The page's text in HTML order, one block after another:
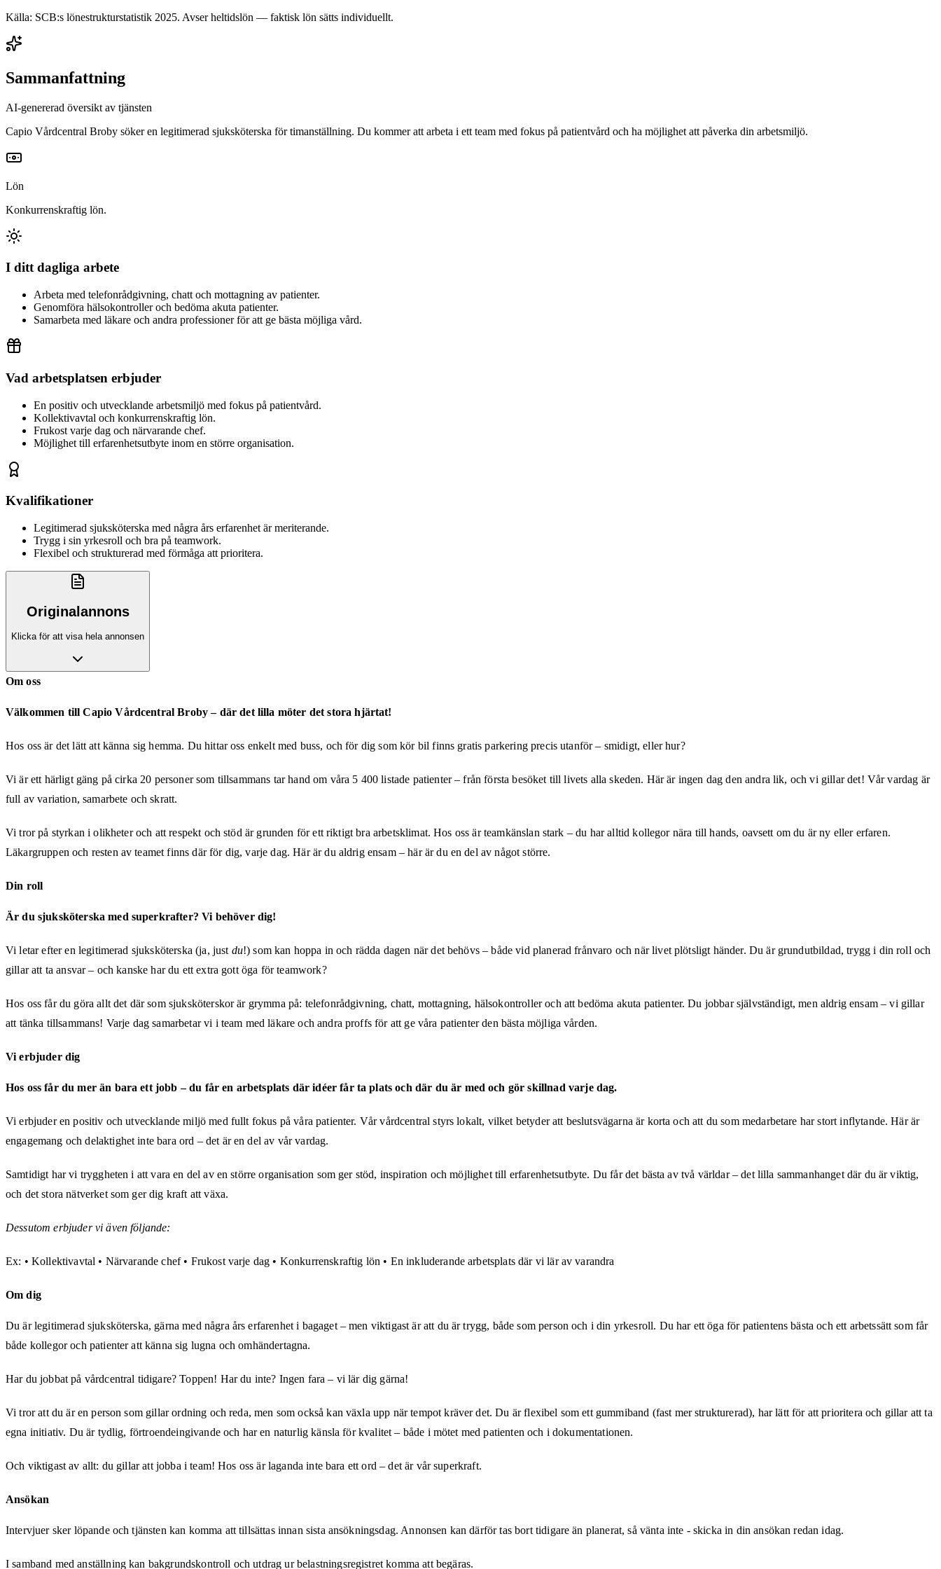
Källa: SCB:s lönestrukturstatistik 2025. Avser heltidslön — faktisk lön sätts individuellt.
Sammanfattning
AI-genererad översikt av tjänsten
Capio Vårdcentral Broby söker en legitimerad sjuksköterska för timanställning. Du kommer att arbeta i ett team med fokus på patientvård och ha möjlighet att påverka din arbetsmiljö.
Lön
Konkurrenskraftig lön.
I ditt dagliga arbete
Arbeta med telefonrådgivning, chatt och mottagning av patienter.
Genomföra hälsokontroller och bedöma akuta patienter.
Samarbeta med läkare och andra professioner för att ge bästa möjliga vård.
Vad arbetsplatsen erbjuder
En positiv och utvecklande arbetsmiljö med fokus på patientvård.
Kollektivavtal och konkurrenskraftig lön.
Frukost varje dag och närvarande chef.
Möjlighet till erfarenhetsutbyte inom en större organisation.
Kvalifikationer
Legitimerad sjuksköterska med några års erfarenhet är meriterande.
Trygg i sin yrkesroll och bra på teamwork.
Flexibel och strukturerad med förmåga att prioritera.
Originalannons
Klicka för att visa hela annonsen
Om oss
Välkommen till Capio Vårdcentral Broby – där det lilla möter det stora hjärtat!
Hos oss är det lätt att känna sig hemma. Du hittar oss enkelt med buss, och för dig som kör bil finns gratis parkering precis utanför – smidigt, eller hur?
Vi är ett härligt gäng på cirka 20 personer som tillsammans tar hand om våra 5 400 listade patienter – från första besöket till livets alla skeden. Här är ingen dag den andra lik, och vi gillar det! Vår vardag är
full av variation, samarbete och skratt.
Vi tror på styrkan i olikheter och att respekt och stöd är grunden för ett riktigt bra arbetsklimat. Hos oss är teamkänslan stark – du har alltid kollegor nära till hands, oavsett om du är ny eller erfaren.
Läkargruppen och resten av teamet finns där för dig, varje dag. Här är du aldrig ensam – här är du en del av något större.
Din roll
Är du sjuksköterska med superkrafter? Vi behöver dig!
Vi letar efter en legitimerad sjuksköterska (ja, just du!) som kan hoppa in och rädda dagen när det behövs – både vid planerad frånvaro och när livet plötsligt händer. Du är grundutbildad, trygg i din roll och
gillar att ta ansvar – och kanske har du ett extra gott öga för teamwork?
Hos oss får du göra allt det där som sjuksköterskor är grymma på: telefonrådgivning, chatt, mottagning, hälsokontroller och att bedöma akuta patienter. Du jobbar självständigt, men aldrig ensam – vi gillar
att tänka tillsammans! Varje dag samarbetar vi i team med läkare och andra proffs för att ge våra patienter den bästa möjliga vården.
Vi erbjuder dig
Hos oss får du mer än bara ett jobb – du får en arbetsplats där idéer får ta plats och där du är med och gör skillnad varje dag.
Vi erbjuder en positiv och utvecklande miljö med fullt fokus på våra patienter. Vår vårdcentral styrs lokalt, vilket betyder att beslutsvägarna är korta och att du som medarbetare har stort inflytande. Här är
engagemang och delaktighet inte bara ord – det är en del av vår vardag.
Samtidigt har vi tryggheten i att vara en del av en större organisation som ger stöd, inspiration och möjlighet till erfarenhetsutbyte. Du får det bästa av två världar – det lilla sammanhanget där du är viktig,
och det stora nätverket som ger dig kraft att växa.
Dessutom erbjuder vi även följande:
Ex: • Kollektivavtal • Närvarande chef • Frukost varje dag • Konkurrenskraftig lön • En inkluderande arbetsplats där vi lär av varandra
Om dig
Du är legitimerad sjuksköterska, gärna med några års erfarenhet i bagaget – men viktigast är att du är trygg, både som person och i din yrkesroll. Du har ett öga för patientens bästa och ett arbetssätt som får
både kollegor och patienter att känna sig lugna och omhändertagna.
Har du jobbat på vårdcentral tidigare? Toppen! Har du inte? Ingen fara – vi lär dig gärna!
Vi tror att du är en person som gillar ordning och reda, men som också kan växla upp när tempot kräver det. Du är flexibel som ett gummiband (fast mer strukturerad), har lätt för att prioritera och gillar att ta
egna initiativ. Du är tydlig, förtroendeingivande och har en naturlig känsla för kvalitet – både i mötet med patienten och i dokumentationen.
Och viktigast av allt: du gillar att jobba i team! Hos oss är laganda inte bara ett ord – det är vår superkraft.
Ansökan
Intervjuer sker löpande och tjänsten kan komma att tillsättas innan sista ansökningsdag. Annonsen kan därför tas bort tidigare än planerat, så vänta inte - skicka in din ansökan redan idag.
I samband med anställning kan bakgrundskontroll och utdrag ur belastningsregistret komma att begäras.